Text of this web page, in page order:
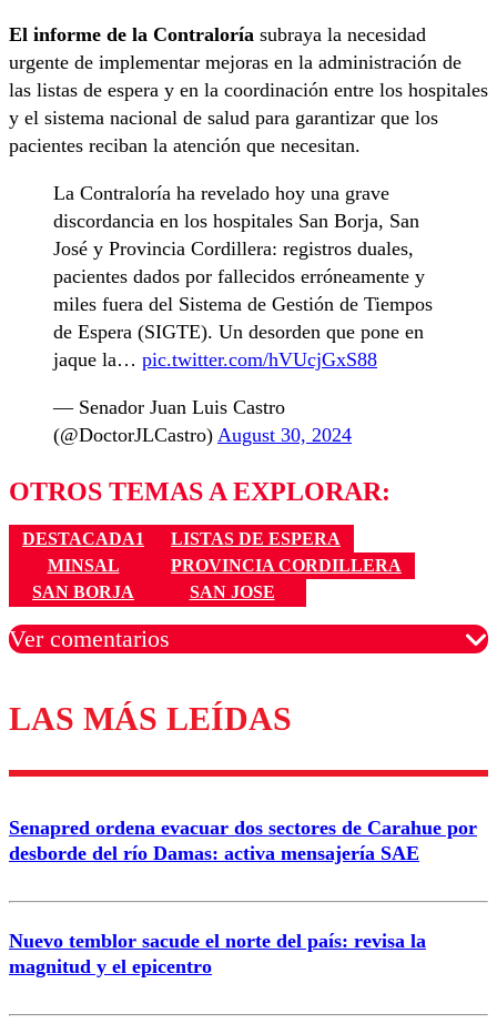
El informe de la Contraloría subraya la necesidad
urgente de implementar mejoras en la administración de
las listas de espera y en la coordinación entre los hospitales
y el sistema nacional de salud para garantizar que los
pacientes reciban la atención que necesitan.
La Contraloría ha revelado hoy una grave
discordancia en los hospitales San Borja, San
José y Provincia Cordillera: registros duales,
pacientes dados por fallecidos erróneamente y
miles fuera del Sistema de Gestión de Tiempos
de Espera (SIGTE). Un desorden que pone en
jaque la… pic.twitter.com/hVUcjGxS88
— Senador Juan Luis Castro
(@DoctorJLCastro) August 30, 2024
OTROS TEMAS A EXPLORAR:
DESTACADA1
LISTAS DE ESPERA
MINSAL
PROVINCIA CORDILLERA
SAN BORJA
SAN JOSE
Ver comentarios
Los comentarios son moderados para garantizar un
diálogo respetuoso.
Nombre
Correo
LAS MÁS LEÍDAS
Senapred ordena evacuar dos sectores de Carahue por
desborde del río Damas: activa mensajería SAE
Nuevo temblor sacude el norte del país: revisa la
magnitud y el epicentro